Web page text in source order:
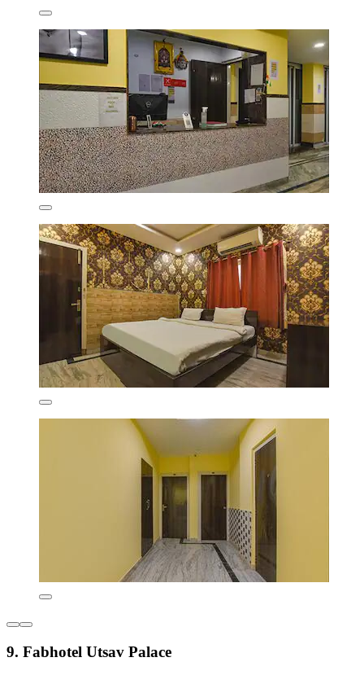
9. Fabhotel Utsav Palace